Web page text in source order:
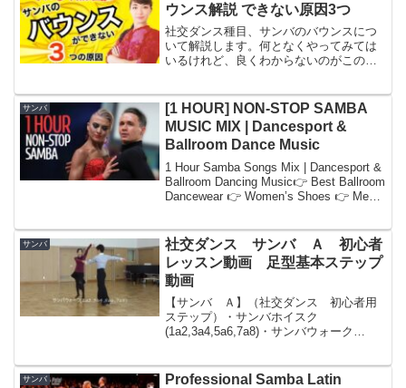
ウンス解説 できない原因3つ
社交ダンス種目、サンバのバウンスにつ
いて解説します。何となくやってみては
いるけれど、良くわからないのがこのバ
バウンスをしてはいませんか？カウント
が曖昧になっていませんか...
サンバ
[1 HOUR] NON-STOP SAMBA
MUSIC MIX | Dancesport &
Ballroom Dance Music
1 Hour Samba Songs Mix | Dancesport &
Ballroom Dancing Music👉 Best Ballroom
Dancewear 👉 Women’s Shoes 👉 Men’s
サンバ
社交ダンス サンバ Ａ 初心者
レッスン動画 足型基本ステップ
動画
【サンバ Ａ】（社交ダンス 初心者用
ステップ）・サンバホイスク
(1a2,3a4,5a6,7a8)・サンバウォーク
ボルタ(1a2a3a...
サンバ
Professional Samba Latin